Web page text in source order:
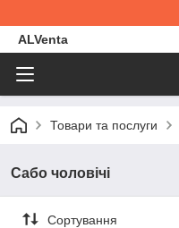
ALVenta
Товари та послуги
Сабо чоловічі
Сортування